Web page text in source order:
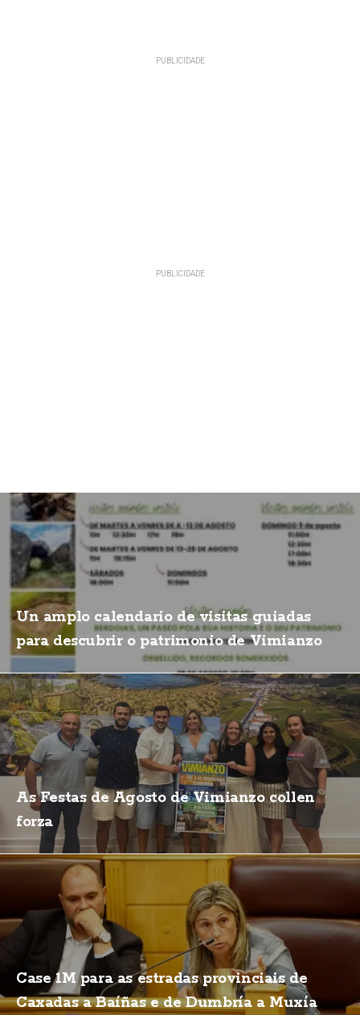
Un amplo calendario de visitas guiadas
para descubrir o patrimonio de Vimianzo
As Festas de Agosto de Vimianzo collen
forza
Case 1M para as estradas provinciais de
Caxadas a Baíñas e de Dumbría a Muxía